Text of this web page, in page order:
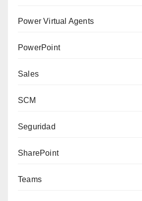
Power Virtual Agents
PowerPoint
Sales
SCM
Seguridad
SharePoint
Teams